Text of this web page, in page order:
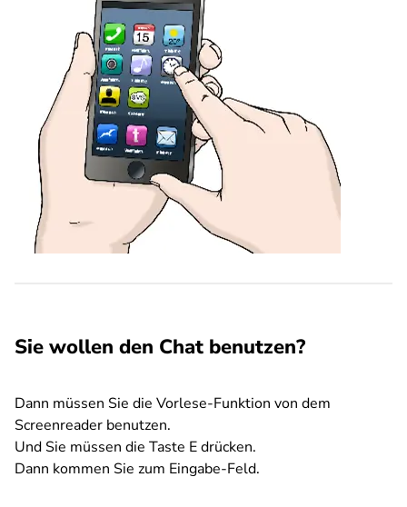
Sie wollen den Chat benutzen?
Dann müssen Sie die Vorlese-Funktion von dem
Screenreader benutzen.
Und Sie müssen die Taste E drücken.
Dann kommen Sie zum Eingabe-Feld.